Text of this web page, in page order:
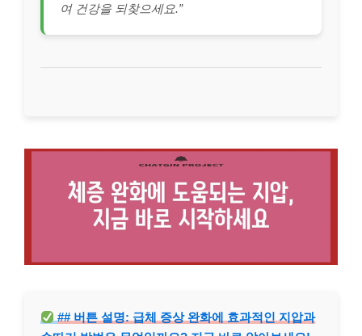
여 건강을 되찾으세요.”
## 버튼 설명: 급체 증상 완화에 효과적인 지압과